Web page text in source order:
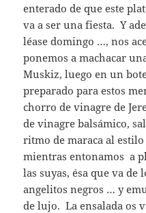
enterado de que este
va a ser una fiesta. Y
léase domingo …, nos
ponemos a machacar
Muskiz, luego en un
preparado para estos
chorro de vinagre de
de vinagre balsámico,
ritmo de maraca al
mientras entonamos a
las suyas, ésa que va
angelitos negros … y
de lujo. La ensalada os